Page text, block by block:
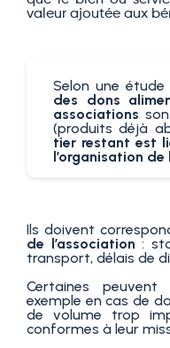
valeur ajoutée aux
Selon une étude
des dons
associations
(produits déjà
tier restant est
l’organisation
Ils doivent
de l’association:
transport, délais de
Certaines
exemple en cas de
de volume trop
conformes à leur